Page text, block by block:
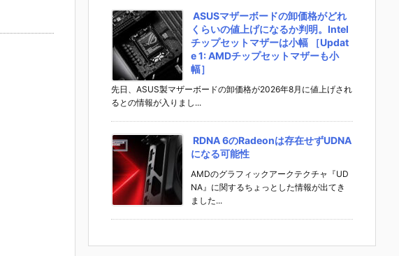
ASUSマザーボードの卸価格がどれ
くらいの値上げになるか判明。Intel
チップセットマザーは小幅 ［Updat
e 1: AMDチップセットマザーも小
幅］
先日、ASUS製マザーボードの卸価格が2026年8月に値上げされ
るとの情報が入りまし...
RDNA 6のRadeonは存在せずUDNA
になる可能性
AMDのグラフィックアークテクチャ『UD
NA』に関するちょっとした情報が出てき
ました...